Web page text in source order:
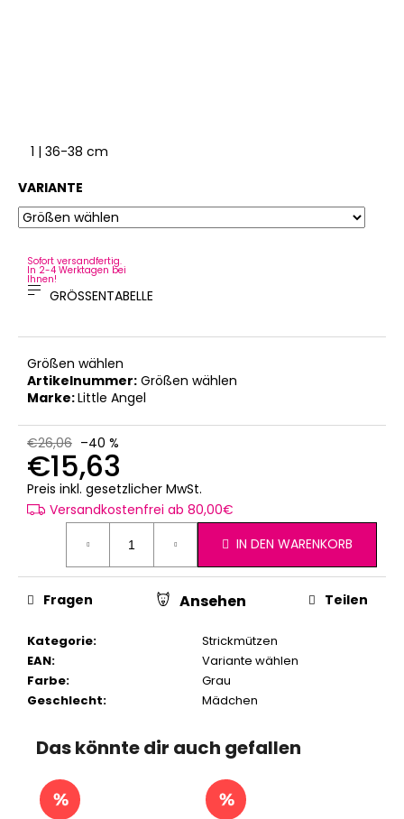
1 | 36-38 cm
VARIANTE
Sofort versandfertig.
In 2-4 Werktagen bei
Ihnen!
GRÖSSENTABELLE
Größen wählen
Artikelnummer: Größen wählen
Marke:Little Angel
€26,06 –40 %
€15,63
Preis inkl. gesetzlicher MwSt.
Versandkostenfrei ab 80,00€
IN DEN WARENKORB
Kategorie:
Strickmützen
EAN:
Variante wählen
Farbe:
Grau
Geschlecht: Mädchen
Fragen Ansehen Teilen
Das könnte dir auch gefallen